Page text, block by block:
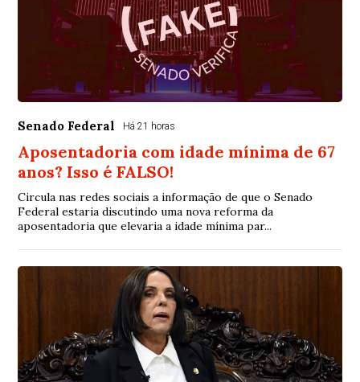
Senado Federal Há 21 horas
Aposentadoria com idade mínima de 67
anos? Isso é FALSO!
Circula nas redes sociais a informação de que o Senado
Federal estaria discutindo uma nova reforma da
aposentadoria que elevaria a idade mínima par...